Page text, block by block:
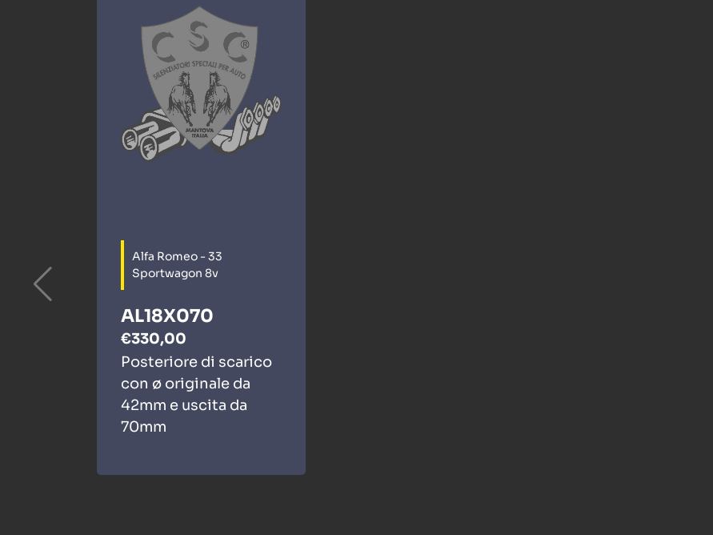
Alfa Romeo - 33
Sportwagon 8v
AL18X070
€330,00
Posteriore di scarico
con ø originale da
42mm e uscita da
70mm